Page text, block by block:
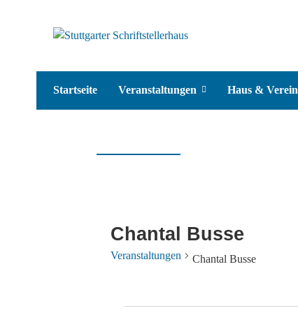
Startseite Veranstaltungen Haus & Verein
Chantal Busse
Veranstaltungen Chantal Busse